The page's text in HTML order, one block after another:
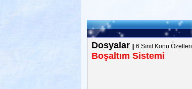
Dosyalar|| 6.Sınıf Konu Özetleri
Boşaltım Sistemi